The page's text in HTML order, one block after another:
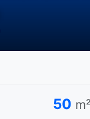
50 m²